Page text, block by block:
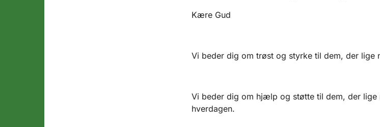
Kære Gud
Vi beder dig om trøst og styrke til dem, der lige
Vi beder dig om hjælp og støtte til dem, der lige
hverdagen.